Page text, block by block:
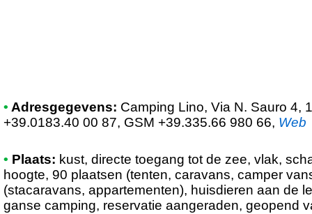
• Adresgegevens: Camping Lino, Via N. Sauro 4,
+39.0183.40 00 87, GSM +39.335.66 980 66, Web
• Plaats: kust, directe toegang tot de zee, vlak,
hoogte, 90 plaatsen (tenten, caravans, camper
(stacaravans, appartementen), huisdieren aan de
ganse camping, reservatie aangeraden, geopend